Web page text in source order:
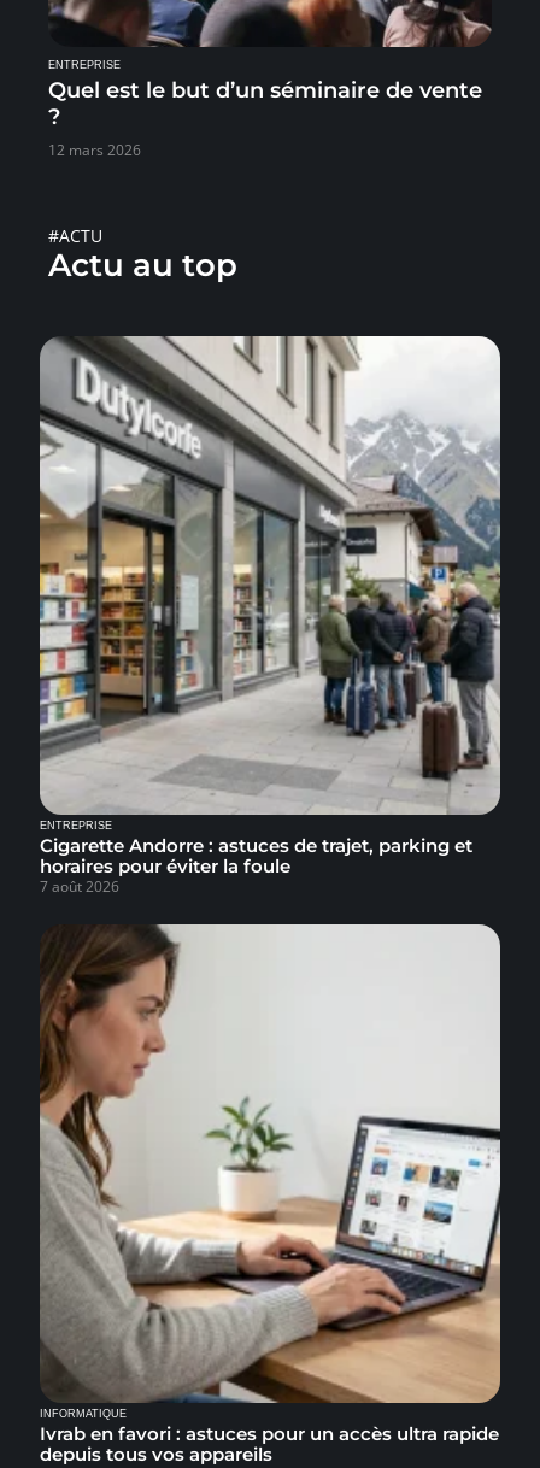
ENTREPRISE
Quel est le but d’un séminaire de vente
?
12 mars 2026
#ACTU
Actu au top
ENTREPRISE
Cigarette Andorre : astuces de trajet, parking et
horaires pour éviter la foule
7 août 2026
INFORMATIQUE
Ivrab en favori : astuces pour un accès ultra rapide
depuis tous vos appareils